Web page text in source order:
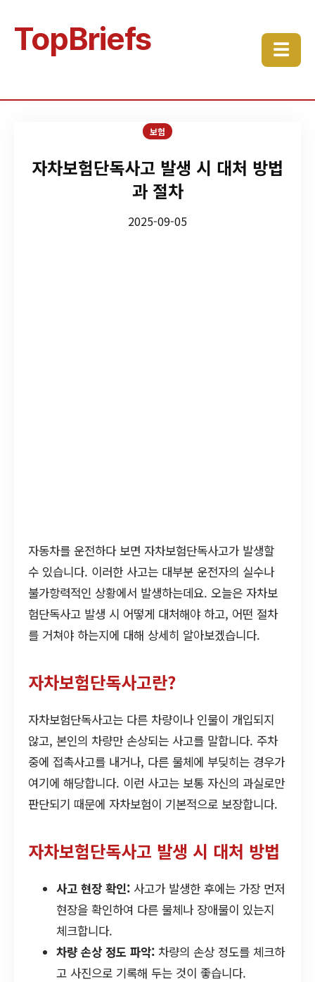
TopBriefs ☰
보험
자차보험단독사고 발생 시 대처 방법
과 절차
2025-09-05
자동차를 운전하다 보면 자차보험단독사고가 발생할
수 있습니다. 이러한 사고는 대부분 운전자의 실수나
불가항력적인 상황에서 발생하는데요. 오늘은 자차보
험단독사고 발생 시 어떻게 대처해야 하고, 어떤 절차
를 거쳐야 하는지에 대해 상세히 알아보겠습니다.
자차보험단독사고란?
자차보험단독사고는 다른 차량이나 인물이 개입되지
않고, 본인의 차량만 손상되는 사고를 말합니다. 주차
중에 접촉사고를 내거나, 다른 물체에 부딪히는 경우가
여기에 해당합니다. 이런 사고는 보통 자신의 과실로만
판단되기 때문에 자차보험이 기본적으로 보장합니다.
자차보험단독사고 발생 시 대처 방법
사고 현장 확인: 사고가 발생한 후에는 가장 먼저
현장을 확인하여 다른 물체나 장애물이 있는지
체크합니다.
차량 손상 정도 파악: 차량의 손상 정도를 체크하
고 사진으로 기록해 두는 것이 좋습니다.